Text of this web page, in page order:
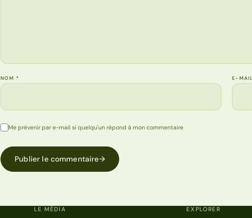
NOM* E-
Me prévenir par e-mail si quelqu'un répond à mon commentaire
Publier le commentaire→
LE MÉDIA EXPLORER